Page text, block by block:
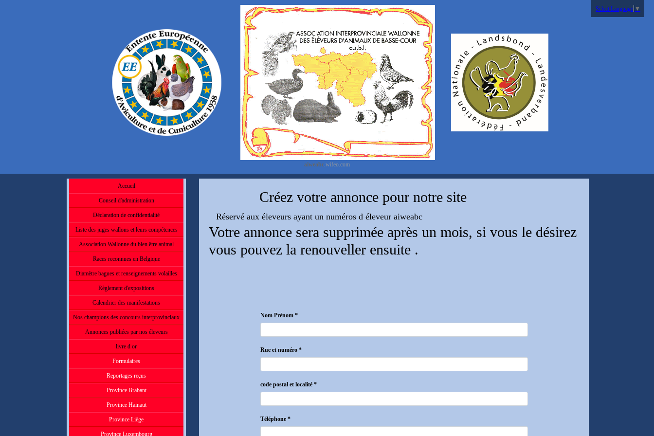
Select Language ▼
aiweabc.wifeo.com
Accueil
Conseil d'administration
Déclaration de confidentialité
Liste des juges wallons et leurs compétences
Association Wallonne du bien être animal
Races reconnues en Belgique
Diamètre bagues et renseignements volailles
Règlement d'expositions
Calendrier des manifestations
Nos champions des concours interprovinciaux
Annonces publiées par nos éleveurs
livre d or
Formulaires
Reportages reçus
Province Brabant
Province Hainaut
Province Liège
Province Luxembourg
Créez votre annonce pour notre site
Réservé aux éleveurs ayant un numéros d éleveur aiweabc
Votre annonce sera supprimée après un mois, si vous le désirez
vous pouvez la renouveller ensuite .
Nom Prénom *
Rue et numéro *
code postal et localité *
Téléphone *